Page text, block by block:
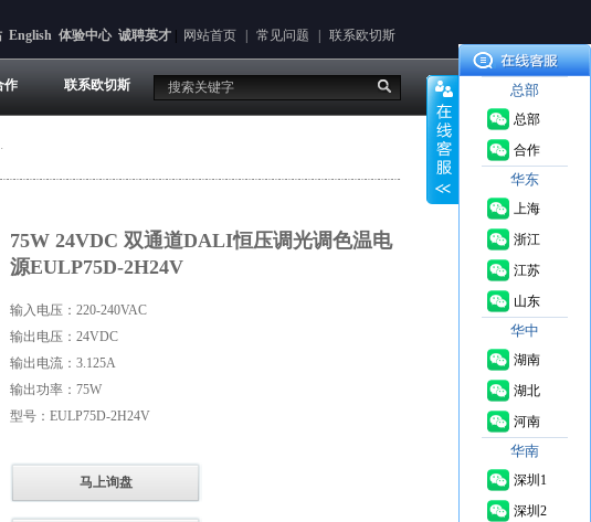
English 体验中心 诚聘英才 网站首页 常见问题 联系欧切斯
作 联系欧切斯
75W 24VDC 双通道DALI恒压调光调色温电
源EULP75D-2H24V
输入电压：220-240VAC
输出电压：24VDC
输出电流：3.125A
输出功率：75W
型号：EULP75D-2H24V
马上询盘
总部
总部
合作
华东
上海
浙江
江苏
山东
华中
湖南
湖北
河南
华南
深圳1
深圳2